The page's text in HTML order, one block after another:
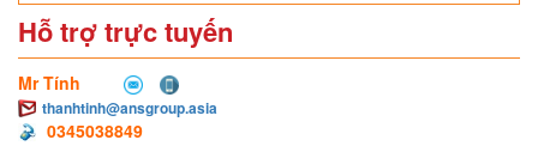
Hỗ trợ trực tuyến
Mr Tính
thanhtinh@ansgroup.asia
0345038849